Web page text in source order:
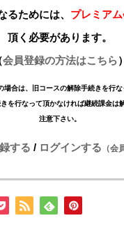
るためには、 プレミア
頂く必要があります。
会員登録の方法はこちら）
合は、旧コースの解除手続きを行な
を行なって頂かなければ継続課金は
注意下さい。
する / ログインする （会